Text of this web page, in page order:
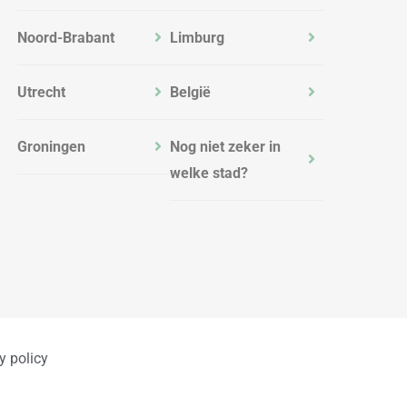
Noord-Brabant
Utrecht
Groningen
Limburg
België
Nog niet zeker in
welke stad?
policy